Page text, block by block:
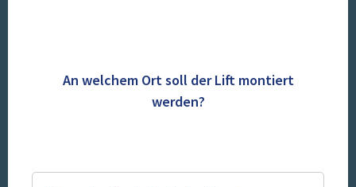
An welchem Ort soll der Lift montiert
werden?